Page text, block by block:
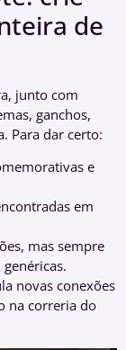
de
junto com
ganchos,
Para dar certo:
e
em
mas sempre
novas conexões
na correria do